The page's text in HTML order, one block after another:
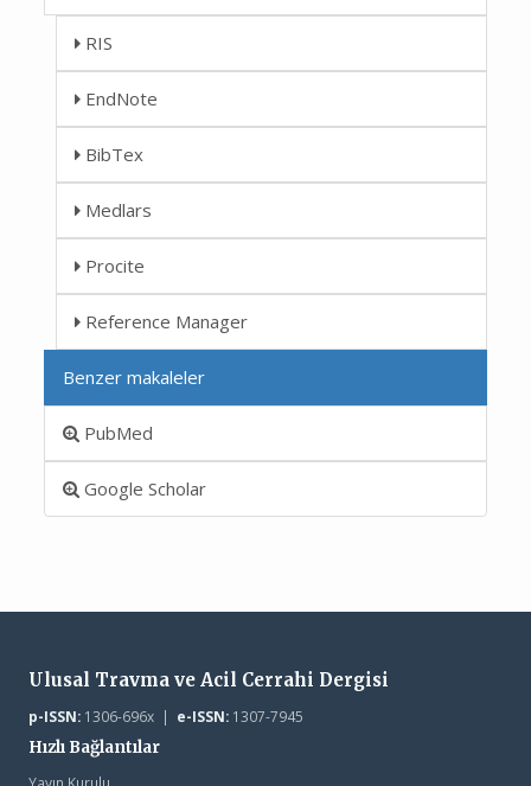
RIS
EndNote
BibTex
Medlars
Procite
Reference Manager
Benzer makaleler
PubMed
Google Scholar
Ulusal Travma ve Acil Cerrahi Dergisi
p-ISSN:1306-696x | e-ISSN:1307-7945
Hızlı Bağlantılar
Yayın Kurulu